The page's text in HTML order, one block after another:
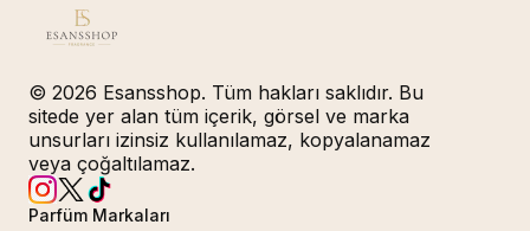
© 2026 Esansshop. Tüm hakları saklıdır. Bu
sitede yer alan tüm içerik, görsel ve marka
unsurları izinsiz kullanılamaz, kopyalanamaz
veya çoğaltılamaz.
Parfüm Markaları